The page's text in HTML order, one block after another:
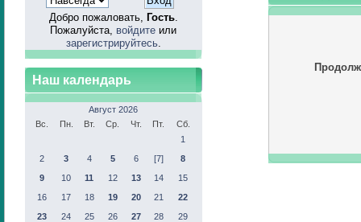
Добро пожаловать, Гость.
Пожалуйста, войдите или
зарегистрируйтесь.
Наш календарь
Август 2026
Вс.
Пн. Вт. Ср. Чт. Пт.
Сб.
1
2
3 4 5 6 [7]
8
9
10 11 12 13 14
15
16
17 18 19 20 21
22
23
24 25 26 27 28
29